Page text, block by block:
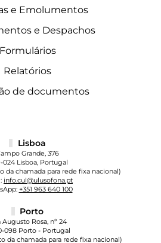
e Emolumentos
e Despachos
Formulários
Relatórios
de documentos
Lisboa
Grande, 376
024 Lisboa, Portugal
da chamada para rede fixa nacional)
info.cul@ulusofona.pt
+351 963 640 100
Porto
Augusto Rosa, nº 24
098 Porto - Portugal
da chamada para rede fixa nacional)